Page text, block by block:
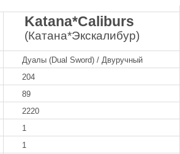
Katana*Caliburs
(Катана*Экскалибур)
Дуалы (Dual Sword) / Двуручный
204
89
2220
1
1